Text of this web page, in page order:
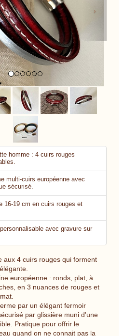
homme : 4 cuirs rouges
multi-cuirs européenne avec
sécurisé.
16-19 cm en cuirs rouges et
avec gravure sur
aux 4 cuirs rouges qui forment
européenne : ronds, plat, à
en 3 nuances de rouges et
par un élégant fermoir
par glissière muni d'une
Pratique pour offrir le
quand on ne connait pas la